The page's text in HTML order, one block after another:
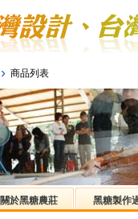
› 商品列表
關於黑糖農莊 黑糖製作